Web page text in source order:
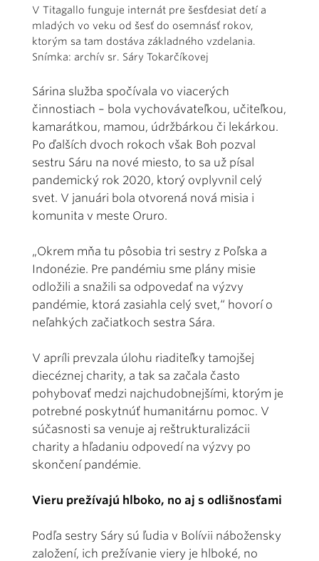
V Titagallo funguje internát pre šesťdesiat detí a
mladých vo veku od šesť do osemnásť rokov,
ktorým sa tam dostáva základného vzdelania.
Snímka: archív sr. Sáry Tokarčíkovej
Sárina služba spočívala vo viacerých
činnostiach – bola vychovávateľkou, učiteľkou,
kamarátkou, mamou, údržbárkou či lekárkou.
Po ďalších dvoch rokoch však Boh pozval
sestru Sáru na nové miesto, to sa už písal
pandemický rok 2020, ktorý ovplyvnil celý
svet. V januári bola otvorená nová misia i
komunita v meste Oruro.
„Okrem mňa tu pôsobia tri sestry z Poľska a
Indonézie. Pre pandémiu sme plány misie
odložili a snažili sa odpovedať na výzvy
pandémie, ktorá zasiahla celý svet,“ hovorí o
neľahkých začiatkoch sestra Sára.
V apríli prevzala úlohu riaditeľky tamojšej
diecéznej charity, a tak sa začala často
pohybovať medzi najchudobnejšími, ktorým je
potrebné poskytnúť humanitárnu pomoc. V
súčasnosti sa venuje aj reštrukturalizácii
charity a hľadaniu odpovedí na výzvy po
skončení pandémie.
Vieru prežívajú hlboko, no aj s odlišnosťami
Podľa sestry Sáry sú ľudia v Bolívii nábožensky
založení, ich prežívanie viery je hlboké, no